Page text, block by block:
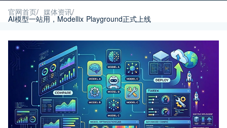
对比不同模型在特定业务场景下的生成质量与耗时，为
你的产品找到最优解。
官网首页/ 媒体资讯/
AI模型一站用，Modellix Playground正式上线